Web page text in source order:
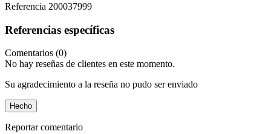
Referencia 200037999
Referencias específicas
Comentarios (0)
No hay reseñas de clientes en este momento.
Su agradecimiento a la reseña no pudo ser enviado
Hecho
Reportar comentario